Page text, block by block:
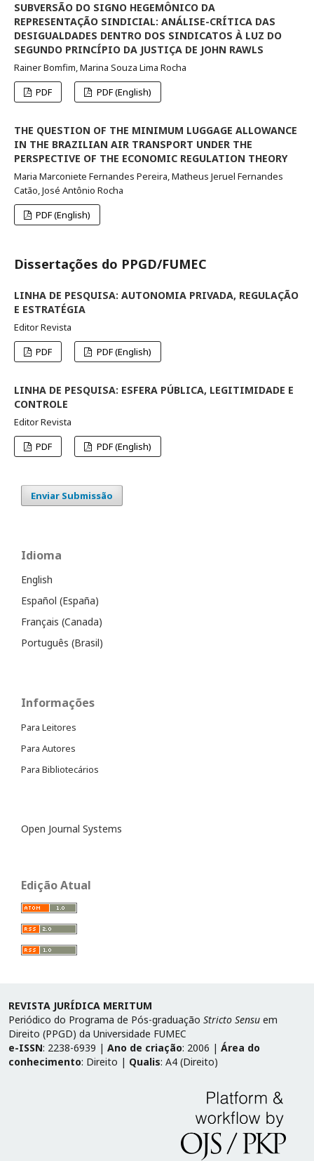
SUBVERSÃO DO SIGNO HEGEMÔNICO DA
REPRESENTAÇÃO SINDICIAL: ANÁLISE-CRÍTICA DAS
DESIGUALDADES DENTRO DOS SINDICATOS À LUZ DO
SEGUNDO PRINCÍPIO DA JUSTIÇA DE JOHN RAWLS
Rainer Bomfim, Marina Souza Lima Rocha
PDF
PDF (English)
THE QUESTION OF THE MINIMUM LUGGAGE ALLOWANCE
IN THE BRAZILIAN AIR TRANSPORT UNDER THE
PERSPECTIVE OF THE ECONOMIC REGULATION THEORY
Maria Marconiete Fernandes Pereira, Matheus Jeruel Fernandes
Catão, José Antônio Rocha
PDF (English)
Dissertações do PPGD/FUMEC
LINHA DE PESQUISA: AUTONOMIA PRIVADA, REGULAÇÃO
E ESTRATÉGIA
Editor Revista
PDF
PDF (English)
LINHA DE PESQUISA: ESFERA PÚBLICA, LEGITIMIDADE E
CONTROLE
Editor Revista
PDF
PDF (English)
Enviar Submissão
Idioma
English
Español (España)
Français (Canada)
Português (Brasil)
Informações
Para Leitores
Para Autores
Para Bibliotecários
Open Journal Systems
Edição Atual
REVISTA JURÍDICA MERITUM
Periódico do Programa de Pós-graduação Stricto Sensu em
Direito (PPGD) da Universidade FUMEC
e-ISSN: 2238-6939 | Ano de criação: 2006 | Área do
conhecimento: Direito | Qualis: A4 (Direito)